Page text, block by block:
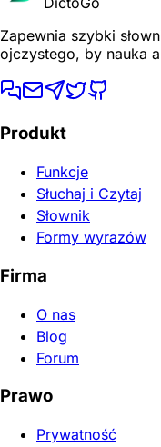
Zapewnia szybki
ojczystego, by nauka
Produkt
Funkcje
Słuchaj i Czytaj
Słownik
Formy wyrazów
Firma
O nas
Blog
Forum
Prawo
Prywatność